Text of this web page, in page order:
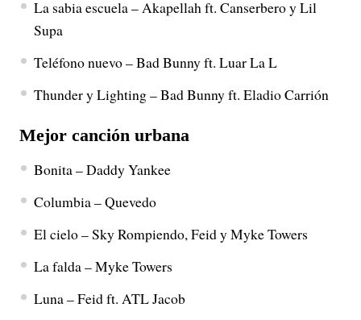
La sabia escuela – Akapellah ft. Canserbero y Lil
Supa
Teléfono nuevo – Bad Bunny ft. Luar La L
Thunder y Lighting – Bad Bunny ft. Eladio Carrión
Mejor canción urbana
Bonita – Daddy Yankee
Columbia – Quevedo
El cielo – Sky Rompiendo, Feid y Myke Towers
La falda – Myke Towers
Luna – Feid ft. ATL Jacob